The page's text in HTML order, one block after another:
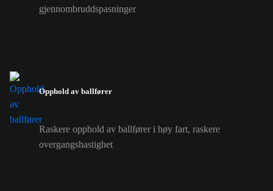
gjennombruddspasninger
Opphold av ballfører
Raskere opphold av ballfører i høy fart, raskere
overgangshastighet